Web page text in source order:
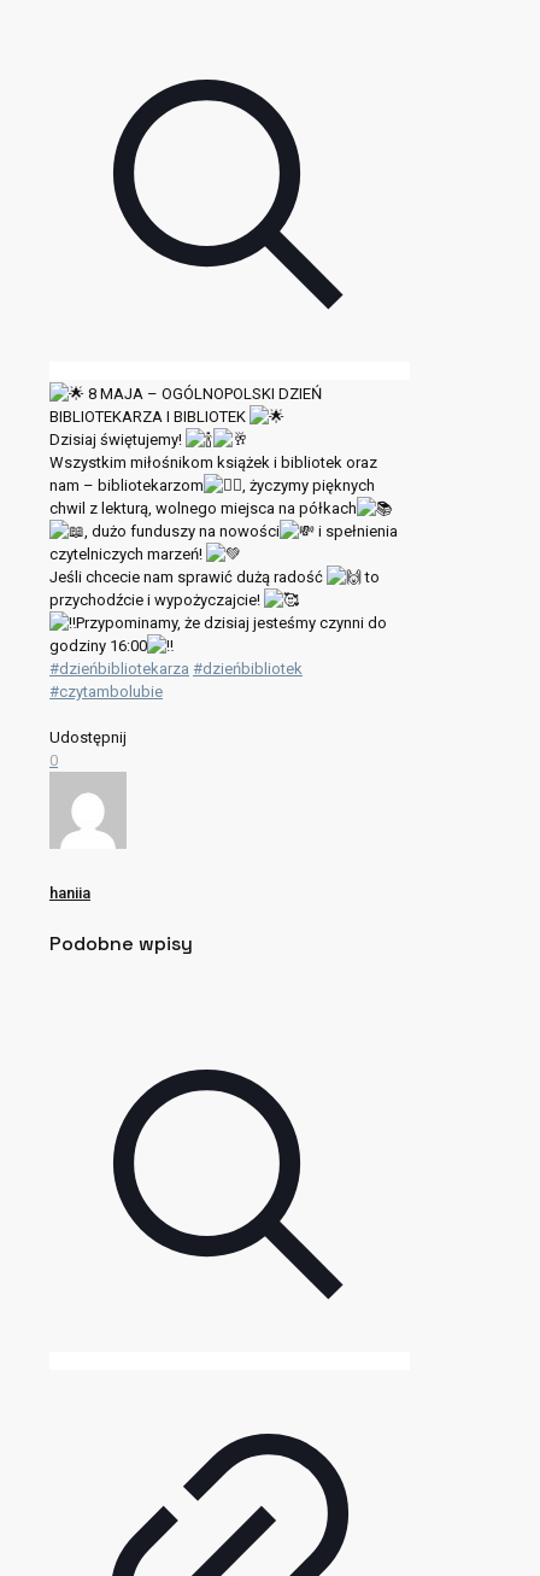
8 MAJA – OGÓLNOPOLSKI DZIEŃ
BIBLIOTEKARZA I BIBLIOTEK
Dzisiaj świętujemy!
Wszystkim miłośnikom książek i bibliotek oraz
nam – bibliotekarzom
, życzymy pięknych
chwil z lekturą, wolnego miejsca na półkach
, dużo funduszy na nowości
i spełnienia
czytelniczych marzeń!
Jeśli chcecie nam sprawić dużą radość
to
przychodźcie i wypożyczajcie!
Przypominamy, że dzisiaj jesteśmy czynni do
godziny 16:00
#dzieńbibliotekarza #dzieńbibliotek
#czytambolubie
Udostępnij
0
haniia
Podobne wpisy